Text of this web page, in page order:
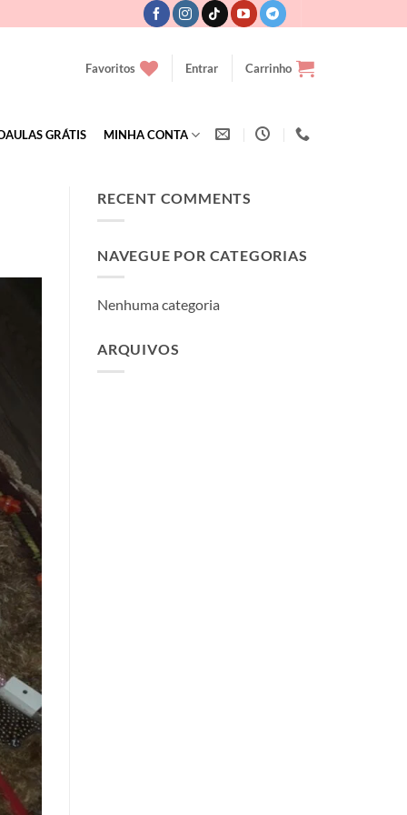
Favoritos Entrar Carrinho
GRÁTIS MINHA CONTA
RECENT COMMENTS
NAVEGUE POR CATEGORIAS
Nenhuma categoria
ARQUIVOS